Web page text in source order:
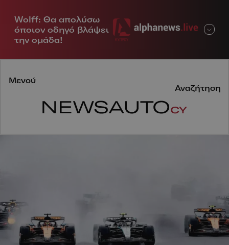
Wolff: Θα απολύσω
όποιον οδηγό βλάψει
την ομάδα!
Μενού
Αναζήτηση
Μενού